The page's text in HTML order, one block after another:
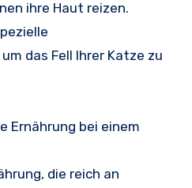
ihre Haut reizen.
das Fell Ihrer Katze zu
Ernährung bei einem
die reich an